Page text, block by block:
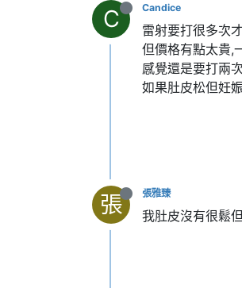
C Candice
雷射要打很多次
但價格有點太貴,
感覺還是要打兩
如果肚皮松但妊
張 張雅臻
我肚皮沒有很鬆